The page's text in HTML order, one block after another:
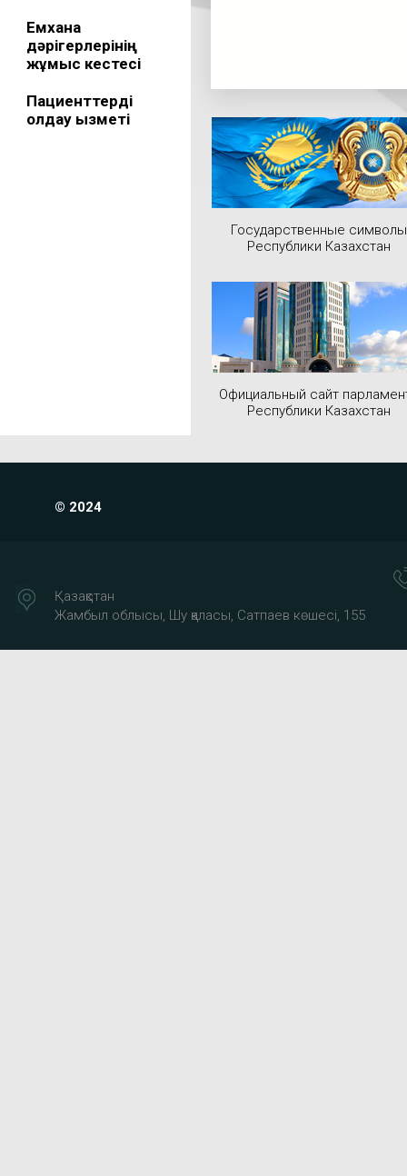
Емхана
дәрігерлерінің
жұмыс кестесі
Пациенттерді
қолдау қызметі
Государственные символы
Республики Казахстан
Официальный сайт
Республики Казахстан
© 2024
Қазақстан
Жамбыл облысы, Шу қаласы, Сатпаев көшесі, 155